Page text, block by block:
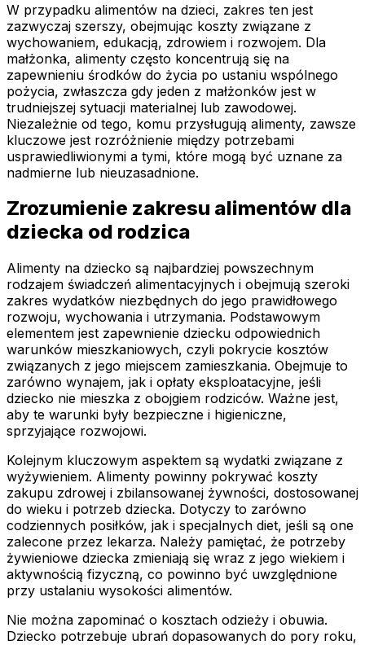
W przypadku alimentów na dzieci, zakres ten jest
zazwyczaj szerszy, obejmując koszty związane z
wychowaniem, edukacją, zdrowiem i rozwojem. Dla
małżonka, alimenty często koncentrują się na
zapewnieniu środków do życia po ustaniu wspólnego
pożycia, zwłaszcza gdy jeden z małżonków jest w
trudniejszej sytuacji materialnej lub zawodowej.
Niezależnie od tego, komu przysługują alimenty, zawsze
kluczowe jest rozróżnienie między potrzebami
usprawiedliwionymi a tymi, które mogą być uznane za
nadmierne lub nieuzasadnione.
Zrozumienie zakresu alimentów dla
dziecka od rodzica
Alimenty na dziecko są najbardziej powszechnym
rodzajem świadczeń alimentacyjnych i obejmują szeroki
zakres wydatków niezbędnych do jego prawidłowego
rozwoju, wychowania i utrzymania. Podstawowym
elementem jest zapewnienie dziecku odpowiednich
warunków mieszkaniowych, czyli pokrycie kosztów
związanych z jego miejscem zamieszkania. Obejmuje to
zarówno wynajem, jak i opłaty eksploatacyjne, jeśli
dziecko nie mieszka z obojgiem rodziców. Ważne jest,
aby te warunki były bezpieczne i higieniczne,
sprzyjające rozwojowi.
Kolejnym kluczowym aspektem są wydatki związane z
wyżywieniem. Alimenty powinny pokrywać koszty
zakupu zdrowej i zbilansowanej żywności, dostosowanej
do wieku i potrzeb dziecka. Dotyczy to zarówno
codziennych posiłków, jak i specjalnych diet, jeśli są one
zalecone przez lekarza. Należy pamiętać, że potrzeby
żywieniowe dziecka zmieniają się wraz z jego wiekiem i
aktywnością fizyczną, co powinno być uwzględnione
przy ustalaniu wysokości alimentów.
Nie można zapominać o kosztach odzieży i obuwia.
Dziecko potrzebuje ubrań dopasowanych do pory roku,